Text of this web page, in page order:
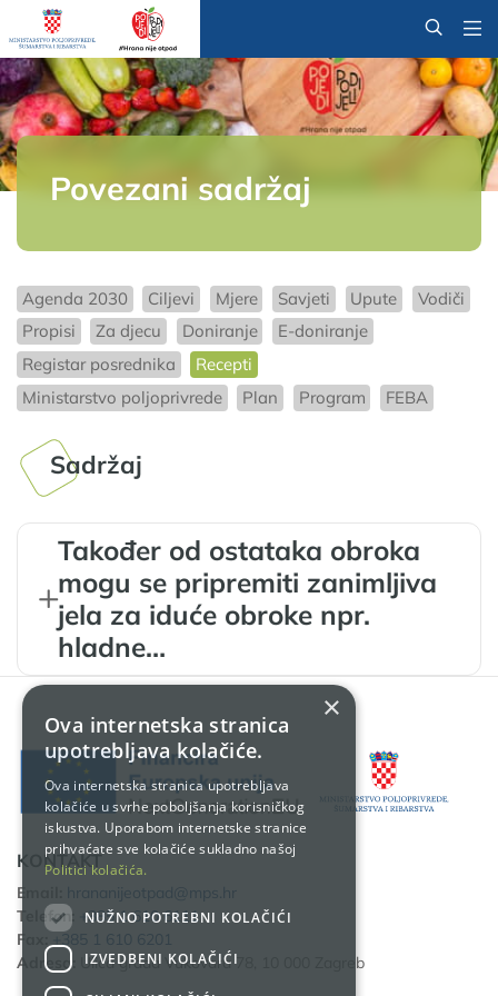
@
Povezani sadržaj
Agenda 2030 Ciljevi Mjere Savjeti Upute
Vodiči
Propisi
Za djecu Doniranje
E-doniranje
Registar posrednika
Recepti
Ministarstvo poljoprivrede
Plan Program FEBA
Sadržaj
Također od ostataka obroka
mogu se pripremiti zanimljiva
jela za iduće obroke npr.
hladne…
KONTAKT
Email:
hrananijeotpad@mps.hr
Telefon:
+385 1 610 6111
Fax:
+385 1 610 6201
Adresa:
Ulica grada Vukovara 78, 10 000 Zagreb
×
Ova internetska stranica
upotrebljava kolačiće.
Ova internetska stranica upotrebljava
kolačiće u svrhe poboljšanja korisničkog
iskustva. Uporabom internetske stranice
prihvaćate sve kolačiće sukladno našoj
Politici kolačića.
NUŽNO POTREBNI KOLAČIĆI
IZVEDBENI KOLAČIĆI